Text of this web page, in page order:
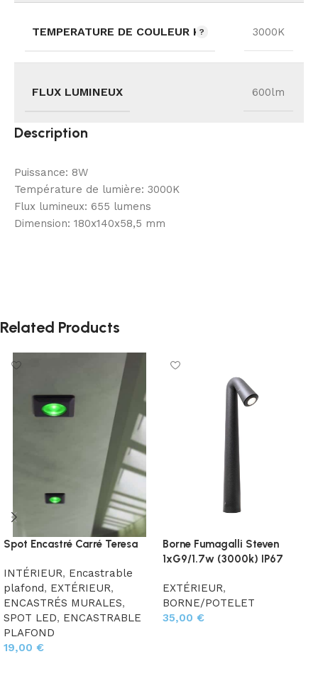
TEMPERATURE DE COULEUR K 3000K
FLUX LUMINEUX 600lm
Description
Puissance: 8W
Température de lumière: 3000K
Flux lumineux: 655 lumens
Dimension: 180x140x58,5 mm
Related Products
Spot Encastré Carré Teresa
INTÉRIEUR, Encastrable
plafond, EXTÉRIEUR,
ENCASTRÉS MURALES,
SPOT LED, ENCASTRABLE
PLAFOND
19,00 €
Borne Fumagalli Steven
1xG9/1.7w (3000k) IP67
EXTÉRIEUR,
BORNE/POTELET
35,00 €